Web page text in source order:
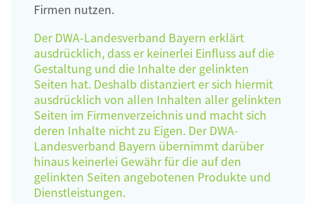
Firmen nutzen.
Der DWA-Landesverband Bayern erklärt
ausdrücklich, dass er keinerlei Einfluss auf die
Gestaltung und die Inhalte der gelinkten
Seiten hat. Deshalb distanziert er sich hiermit
ausdrücklich von allen Inhalten aller gelinkten
Seiten im Firmenverzeichnis und macht sich
deren Inhalte nicht zu Eigen. Der DWA-
Landesverband Bayern übernimmt darüber
hinaus keinerlei Gewähr für die auf den
gelinkten Seiten angebotenen Produkte und
Dienstleistungen.